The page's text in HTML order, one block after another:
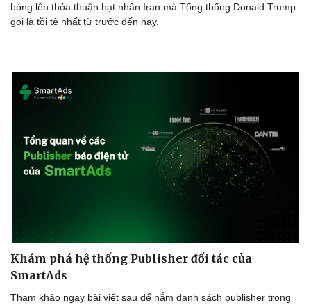
bóng lên thỏa thuận hạt nhân Iran mà Tổng thống Donald Trump
gọi là tồi tệ nhất từ trước đến nay.
Khám phá hệ thống Publisher đối tác của
SmartAds
Tham khảo ngay bài viết sau để nắm danh sách publisher trong